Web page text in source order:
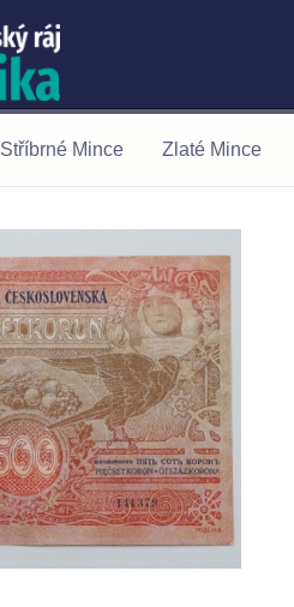
Stříbrné Mince Zlaté Mince